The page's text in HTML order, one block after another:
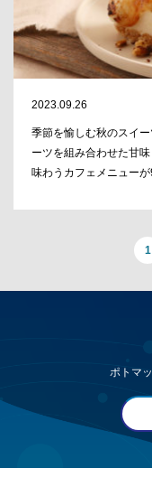
2023.09.26
季節を愉しむ秋のスイ
ーツを組み合わせた甘
味わうカフェメニュー
1
ポトマ